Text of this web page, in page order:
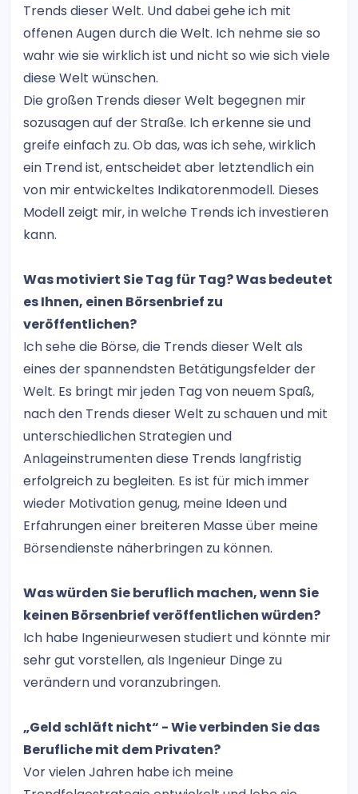
Trends dieser Welt. Und dabei gehe ich mit
offenen Augen durch die Welt. Ich nehme sie so
wahr wie sie wirklich ist und nicht so wie sich viele
diese Welt wünschen.
Die großen Trends dieser Welt begegnen mir
sozusagen auf der Straße. Ich erkenne sie und
greife einfach zu. Ob das, was ich sehe, wirklich
ein Trend ist, entscheidet aber letztendlich ein
von mir entwickeltes Indikatorenmodell. Dieses
Modell zeigt mir, in welche Trends ich investieren
kann.
Was motiviert Sie Tag für Tag? Was bedeutet
es Ihnen, einen Börsenbrief zu
veröffentlichen?
Ich sehe die Börse, die Trends dieser Welt als
eines der spannendsten Betätigungsfelder der
Welt. Es bringt mir jeden Tag von neuem Spaß,
nach den Trends dieser Welt zu schauen und mit
unterschiedlichen Strategien und
Anlageinstrumenten diese Trends langfristig
erfolgreich zu begleiten. Es ist für mich immer
wieder Motivation genug, meine Ideen und
Erfahrungen einer breiteren Masse über meine
Börsendienste näherbringen zu können.
Was würden Sie beruflich machen, wenn Sie
keinen Börsenbrief veröffentlichen würden?
Ich habe Ingenieurwesen studiert und könnte mir
sehr gut vorstellen, als Ingenieur Dinge zu
verändern und voranzubringen.
„Geld schläft nicht“ - Wie verbinden Sie das
Berufliche mit dem Privaten?
Vor vielen Jahren habe ich meine